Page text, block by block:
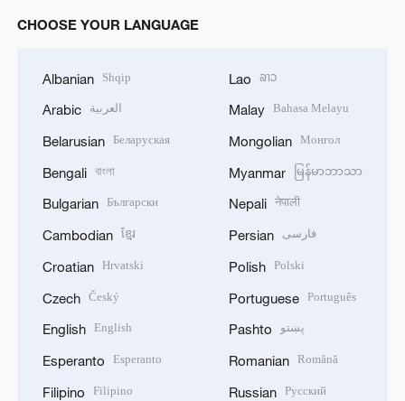
CHOOSE YOUR LANGUAGE
Albanian Shqip
Arabic العربية
Belarusian Беларуская
Bengali বাংলা
Bulgarian Български
Cambodian ខ្មែរ
Croatian Hrvatski
Czech Český
English English
Esperanto Esperanto
Filipino Filipino
Lao ລາວ
Malay Bahasa Melayu
Mongolian Монгол
Myanmar မြန်မာဘာသာ
Nepali नेपाली
Persian فارسی
Polish Polski
Portuguese Português
Pashto پښتو
Romanian Română
Russian Русский